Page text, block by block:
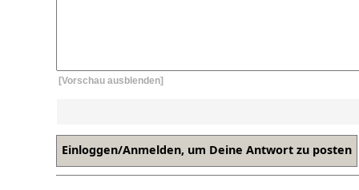
[Vorschau ausblenden]